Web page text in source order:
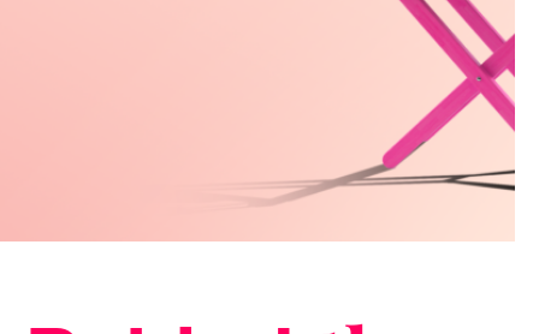
Erlebnispark